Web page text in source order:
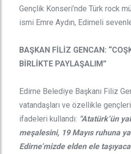
Gençlik Konseri’nde Türk rock
ismi Emre Aydın, Edirneli
BAŞKAN FİLİZ GENCAN:
BİRLİKTE PAYLAŞALIM”
Edirne Belediye Başkanı Filiz
vatandaşları ve özellikle
ifadeleri kullandı: “Atatürk’ün
meşalesini, 19 Mayıs ruhuna
Edirne’mizde elden ele